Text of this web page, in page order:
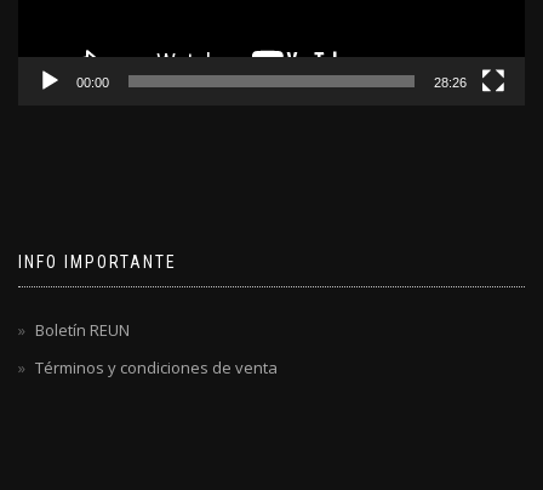
00:00 28:26
INFO IMPORTANTE
Boletín REUN
Términos y condiciones de venta